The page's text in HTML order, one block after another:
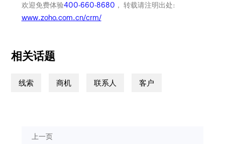
欢迎免费体验400-660-8680 ， 转载请注明出处:
www.zoho.com.cn/crm/
相关话题
线索 商机 联系人 客户
上一页